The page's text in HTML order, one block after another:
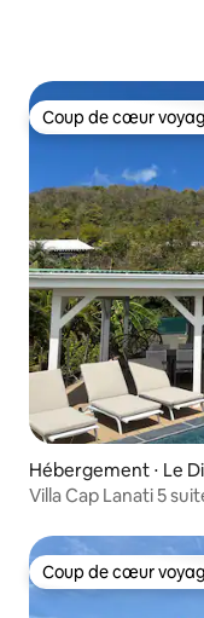
Coup de cœur
Coup de cœur
Hébergement ⋅ Le
Villa Cap Lanati 5
Coup de cœur
Coup de cœur